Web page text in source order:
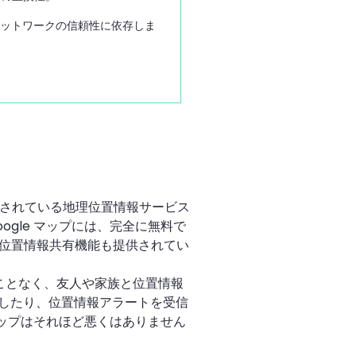
トワークの信頼性に依存しま
れている地理位置情報サービス
マップには、完全に無料で
置情報共有機能も提供されてい
なく、友人や家族と位置情報
たり、位置情報アラートを受信
はそれほど悪くはありません